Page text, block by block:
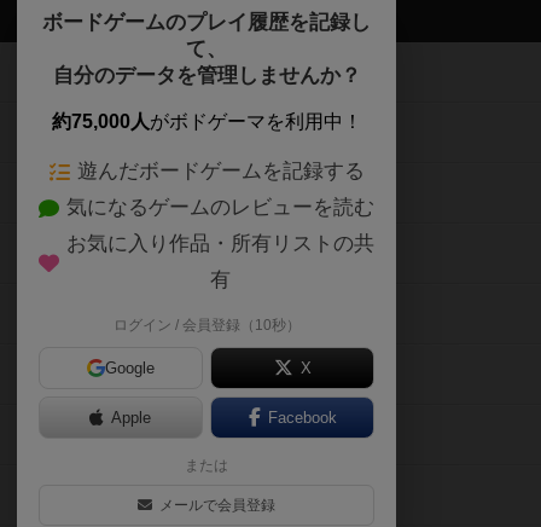
ボードゲームのプレイ履歴を記録し
て、
自分のデータを管理しませんか？
約75,000人がボドゲーマを利用中！
遊んだボードゲームを記録する
気になるゲームのレビューを読む
お気に入り作品・所有リストの共
有
ログイン / 会員登録（10秒）
Google X
Apple Facebook
または
メールで会員登録
ボドゲーマTOP
ボードゲームを検索する
ボードゲームの新着レビュー
ボードゲーム会情報
メカニクス特集
掲示板・トピックス
ボドとも・会員一覧
ボードゲーム業界コラム
ボドゲーマご利用案内